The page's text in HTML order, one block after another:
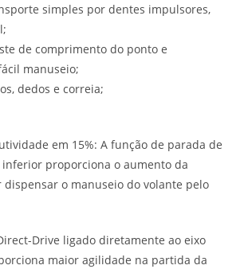
simples por dentes impulsores,
de comprimento do ponto e
manuseio;
dedos e correia;
em 15%: A função de parada de
proporciona o aumento da
o manuseio do volante pelo
Drive ligado diretamente ao eixo
maior agilidade na partida da